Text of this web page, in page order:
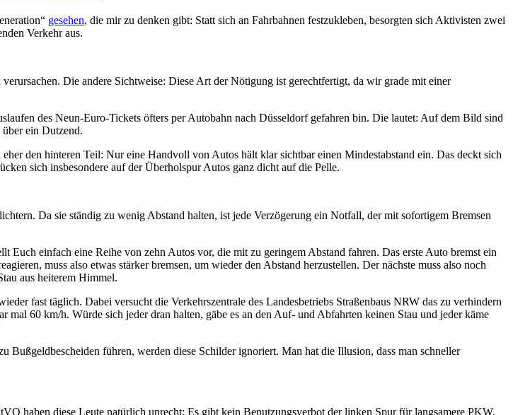
gesehen, die mir zu denken gibt: Statt sich an Fahrbahnen festzukleben, besorgten sich Aktivisten zwei
Verkehr aus.
Die andere Sichtweise: Diese Art der Nötigung ist gerechtfertigt, da wir grade mit einer
des Neun-Euro-Tickets öfters per Autobahn nach Düsseldorf gefahren bin. Die lautet: Auf dem Bild sind
ein Dutzend.
den hinteren Teil: Nur eine Handvoll von Autos hält klar sichtbar einen Mindestabstand ein. Das deckt sich
sich insbesondere auf der Überholspur Autos ganz dicht auf die Pelle.
Da sie ständig zu wenig Abstand halten, ist jede Verzögerung ein Notfall, der mit sofortigem Bremsen
einfach eine Reihe von zehn Autos vor, die mit zu geringem Abstand fahren. Das erste Auto bremst ein
muss also etwas stärker bremsen, um wieder den Abstand herzustellen. Der nächste muss also noch
aus heiterem Himmel.
fast täglich. Dabei versucht die Verkehrszentrale des Landesbetriebs Straßenbaus NRW das zu verhindern
60 km/h. Würde sich jeder dran halten, gäbe es an den Auf- und Abfahrten keinen Stau und jeder käme
Bußgeldbescheiden führen, werden diese Schilder ignoriert. Man hat die Illusion, dass man schneller
haben diese Leute natürlich unrecht: Es gibt kein Benutzungsverbot der linken Spur für langsamere PKW.